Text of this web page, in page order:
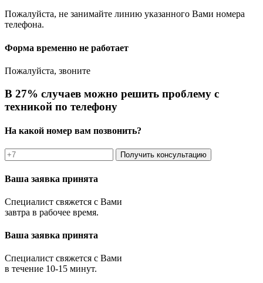
Пожалуйста, не занимайте линию указанного Вами номера
телефона.
Форма временно не работает
Пожалуйста, звоните
В 27% случаев можно решить проблему с
техникой по телефону
На какой номер вам позвонить?
Получить консультацию
Ваша заявка принята
Специалист свяжется с Вами
завтра в рабочее время.
Ваша заявка принята
Специалист свяжется с Вами
в течение 10-15 минут.